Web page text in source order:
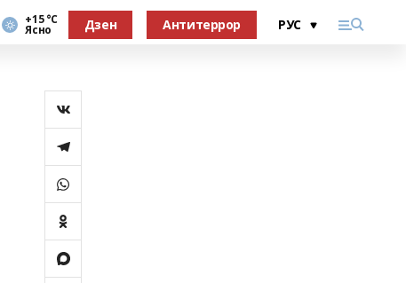
+15 °С
Ясно Дзен Антитеррор